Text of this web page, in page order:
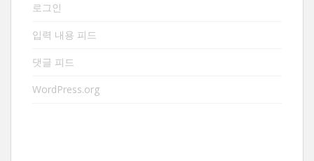
로그인
입력 내용 피드
댓글 피드
WordPress.org